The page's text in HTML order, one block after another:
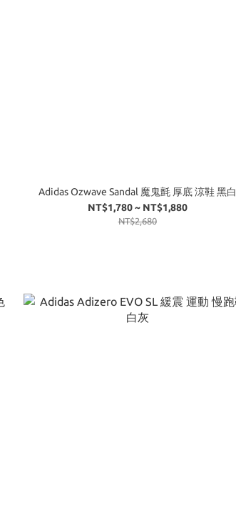
Adidas Ozwave Sandal 魔鬼氈 厚底 涼鞋 黑白
NT$1,780 ~ NT$1,880
NT$2,680